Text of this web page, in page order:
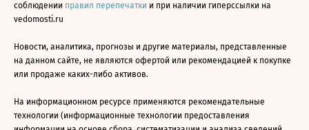
соблюдении правил перепечатки и при наличии гиперссылки на
vedomosti.ru
Новости, аналитика, прогнозы и другие материалы, представленные
на данном сайте, не являются офертой или рекомендацией к покупке
или продаже каких-либо активов.
На информационном ресурсе применяются рекомендательные
технологии (информационные технологии предоставления